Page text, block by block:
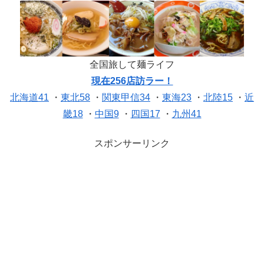
全国旅して麺ライフ
現在256店訪ラー！
北海道41 ・ 東北58 ・ 関東甲信34 ・ 東海23 ・ 北陸15 ・ 近
畿18・ 中国9・ 四国17 ・ 九州41
スポンサーリンク